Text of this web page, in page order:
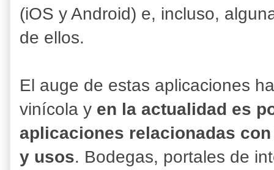
(iOS y Android) e, incluso,
de ellos.
El auge de estas aplicaciones
vinícola y en la actualidad es
aplicaciones relacionadas
y usos. Bodegas, portales de